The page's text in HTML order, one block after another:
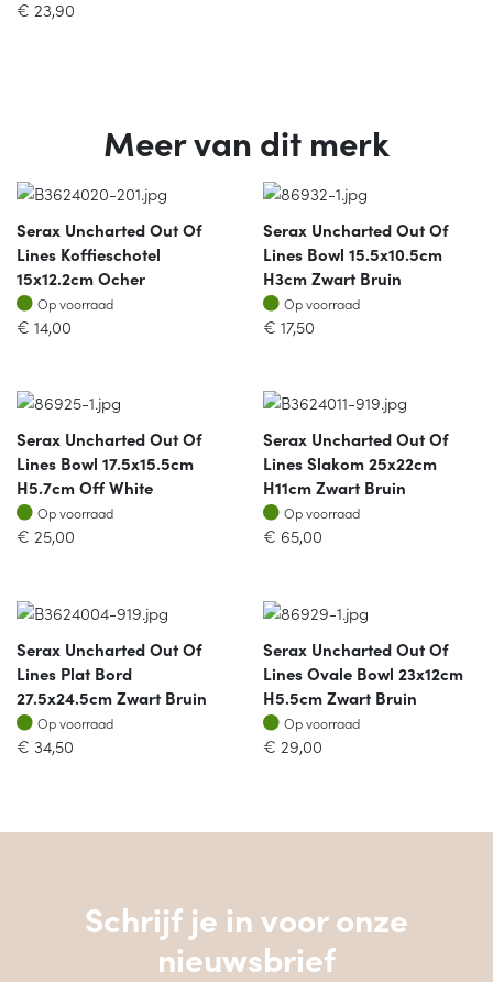
€ 23,90
Meer van dit merk
Serax Uncharted Out Of
Lines Koffieschotel
15x12.2cm Ocher
Op voorraad
Op voorraad
€ 14,00
Serax Uncharted Out Of
Lines Bowl 15.5x10.5cm
H3cm Zwart Bruin
Op voorraad
Op voorraad
€ 17,50
Serax Uncharted Out Of
Lines Bowl 17.5x15.5cm
H5.7cm Off White
Op voorraad
Op voorraad
€ 25,00
Serax Uncharted Out Of
Lines Slakom 25x22cm
H11cm Zwart Bruin
Op voorraad
Op voorraad
€ 65,00
Serax Uncharted Out Of
Lines Plat Bord
27.5x24.5cm Zwart Bruin
Op voorraad
Op voorraad
€ 34,50
Serax Uncharted Out Of
Lines Ovale Bowl 23x12cm
H5.5cm Zwart Bruin
Op voorraad
Op voorraad
€ 29,00
Schrijf je in voor onze
nieuwsbrief